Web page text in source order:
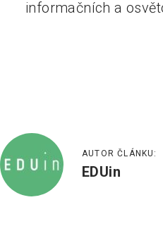
informačních a
AUTOR ČLÁNKU:
EDUin